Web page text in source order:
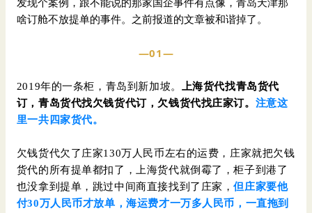
发现个案例，跟不能说的那家国企事件有点像，青岛天津那
啥订舱不放提单的事件。之前报道的文章被和谐掉了。
—01—
2019年的一条柜，青岛到新加坡。
上海货代找青岛货代
订，青岛货代找欠钱货代订，欠钱货代找庄家订。 注意这
里一共四家货代。
欠钱货代欠了庄家130万人民币左右的运费，庄家就把欠钱
货代的所有提单都扣了，上海货代就倒霉了，柜子到港了
也没拿到提单，跳过中间商直接找到了庄家，但庄家要他
付30万人民币才放单，海运费才一万多人民币，一直拖到